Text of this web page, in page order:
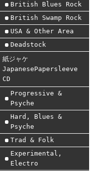
British Blues Rock
British Swamp Rock
USA & Other Area
Deadstock
紙ジャケ
JapanesePapersleeve
CD
Progressive &
Psyche
Hard, Blues &
Psyche
Trad & Folk
Experimental,
Electro